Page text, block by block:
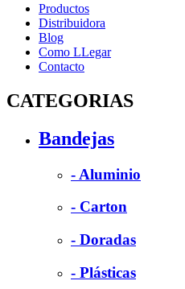
Productos
Distribuidora
Blog
Como LLegar
Contacto
CATEGORIAS
Bandejas
- Aluminio
- Carton
- Doradas
- Plásticas